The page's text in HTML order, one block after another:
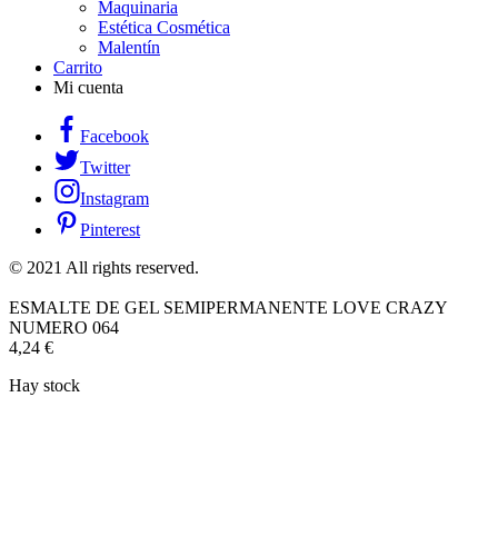
Maquinaria
Estética Cosmética
Malentín
Carrito
Mi cuenta
Facebook
Twitter
Instagram
Pinterest
© 2021 All rights reserved.
ESMALTE DE GEL SEMIPERMANENTE LOVE CRAZY
NUMERO 064
4,24 €
Hay stock